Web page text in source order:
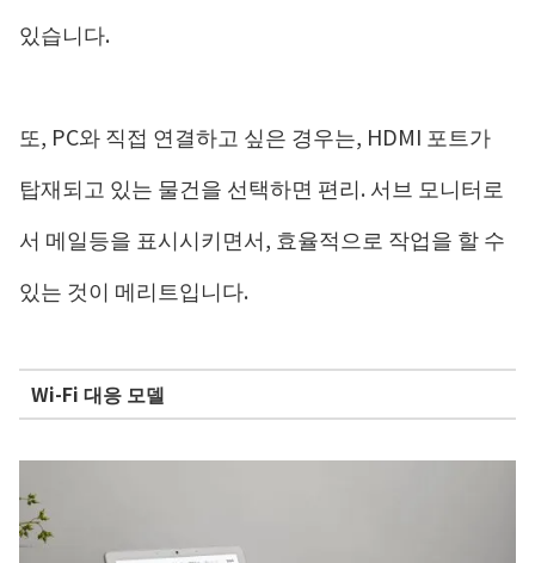
있습니다.
또, PC와 직접 연결하고 싶은 경우는, HDMI 포트가
탑재되고 있는 물건을 선택하면 편리. 서브 모니터로
서 메일등을 표시시키면서, 효율적으로 작업을 할 수
있는 것이 메리트입니다.
Wi-Fi 대응 모델